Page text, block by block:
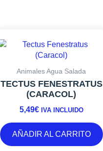
Animales Agua Salada
TECTUS FENESTRATUS
(CARACOL)
5,49€ IVA INCLUIDO
AÑADIR AL CARRITO